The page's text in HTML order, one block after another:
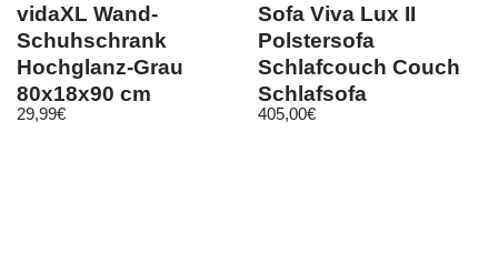
vidaXL Wand-
Schuhschrank
Hochglanz-Grau
80x18x90 cm
Holzwerkstoff
29,99€
Sofa Viva Lux II
Polstersofa
Schlafcouch Couch
Schlafsofa
Bettkasten
405,00€